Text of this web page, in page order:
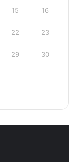
15 16
22 23
29 30